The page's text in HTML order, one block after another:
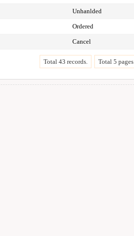
Unhanlded
Ordered
Cancel
Total 43 records. Total 5 pages